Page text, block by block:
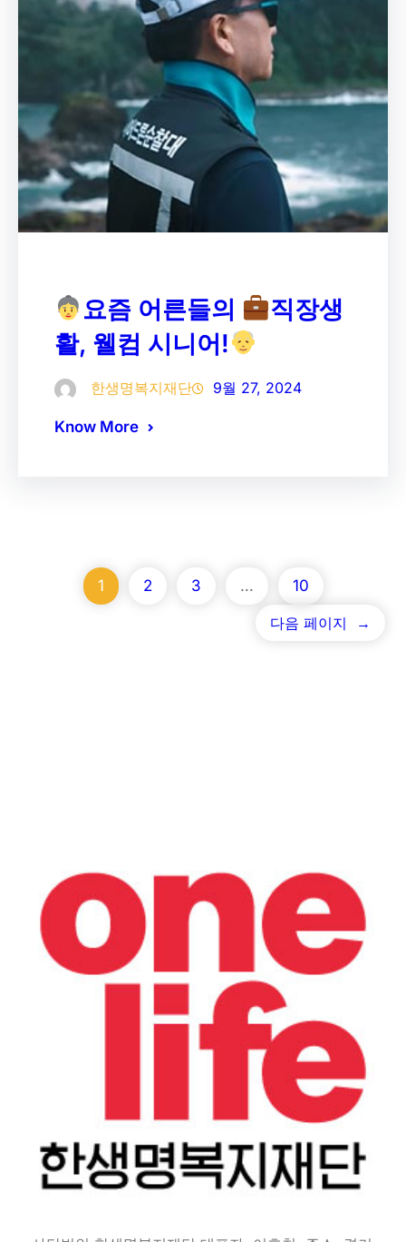
요즘 어른들의
직장생
활, 웰컴 시니어!
한생명복지재단 9월 27, 2024
Know More
1 2 3 … 10
다음 페이지 →